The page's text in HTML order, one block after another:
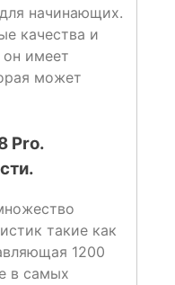
начинающих.
качества и
имеет
может
Pro.
такие как
1200
в самых